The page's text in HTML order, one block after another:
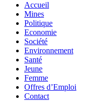
Accueil
Mines
Politique
Economie
Société
Environnement
Santé
Jeune
Femme
Offres d’Emploi
Contact